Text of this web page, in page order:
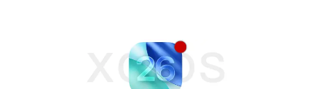
白海豚将正面袭击贯穿浙江
《欢迎来龙餐馆》口碑